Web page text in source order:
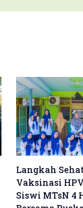
Langkah
Vaksinasi
Siswi MTsN 4